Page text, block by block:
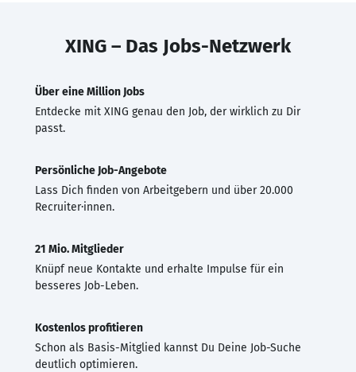
XING – Das Jobs-Netzwerk
Über eine Million Jobs
Entdecke mit XING genau den Job, der wirklich zu Dir
passt.
Persönliche Job-Angebote
Lass Dich finden von Arbeitgebern und über 20.000
Recruiter·innen.
21 Mio. Mitglieder
Knüpf neue Kontakte und erhalte Impulse für ein
besseres Job-Leben.
Kostenlos profitieren
Schon als Basis-Mitglied kannst Du Deine Job-Suche
deutlich optimieren.